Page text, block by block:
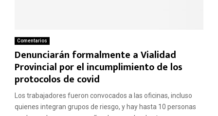
Comentarios
Denunciarán formalmente a Vialidad
Provincial por el incumplimiento de los
protocolos de covid
Los trabajadores fueron convocados a las oficinas, incluso
quienes integran grupos de riesgo, y hay hasta 10 personas